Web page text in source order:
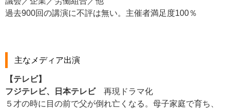
過去900回の講演に不評は無い。主催者満足度100％
主なメディア出演
【テレビ】
フジテレビ、日本テレビ再現ドラマ化
５才の時に目の前で父が倒れ亡くなる。母子家庭で育ち、